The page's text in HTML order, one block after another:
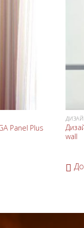
Panel Plus
wall